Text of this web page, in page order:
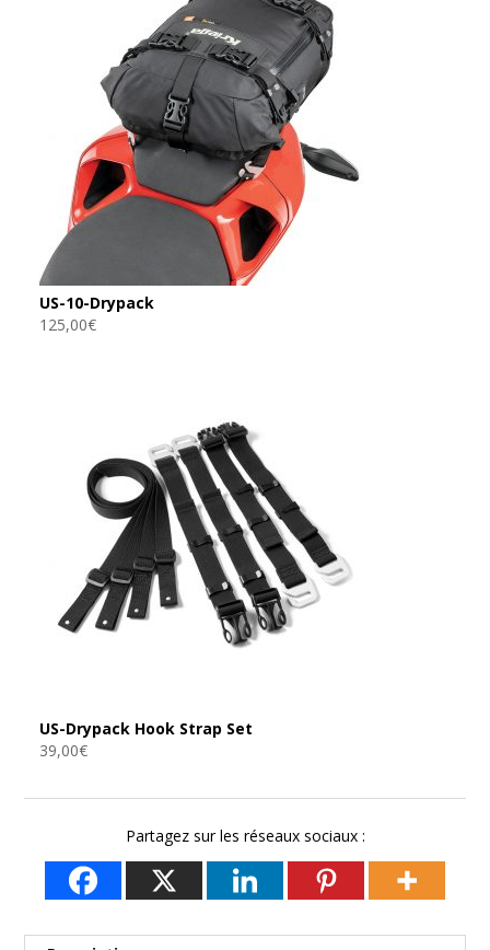
à
179,00€
US-10-Drypack
125,00€
US-Drypack Hook Strap Set
39,00€
Partagez sur les réseaux sociaux :